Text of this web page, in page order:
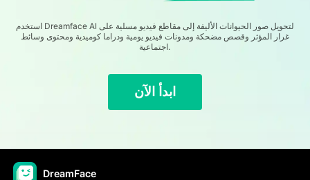
استخدم Dreamface AI لتحويل صور الحيوانات الأليفة إلى مقاطع فيديو مسلية على
غرار المؤثر وقصص مضحكة ومدونات فيديو يومية ودراما كوميدية ومحتوى وسائط
اجتماعية.
ابدأ الآن
DreamFace